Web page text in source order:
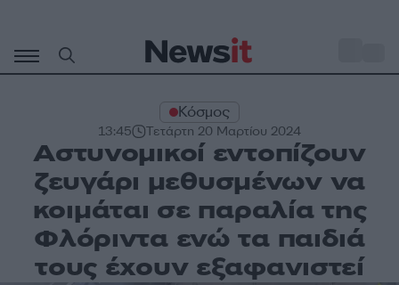
περιεχόμενο
Κόσμος
13:45 Τετάρτη 20 Μαρτίου 2024
Αστυνομικοί εντοπίζουν
ζευγάρι μεθυσμένων να
κοιμάται σε παραλία της
Φλόριντα ενώ τα παιδιά
τους έχουν εξαφανιστεί